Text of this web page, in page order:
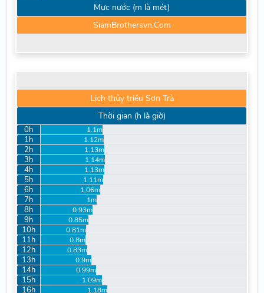
Mực nước (m là mét)
SiamBrothersvn.Com
Lịch thủy triều Sơn Trà
Thời gian (h là giờ)
0h 1.1m
1h 1.12m
2h 1.13m
3h 1.14m
4h 1.13m
5h 1.11m
6h 1.06m
7h 1m
8h 0.93m
9h 0.85m
10h 0.81m
11h 0.8m
12h 0.83m
13h 0.9m
14h 0.99m
15h 1.09m
16h 1.18m